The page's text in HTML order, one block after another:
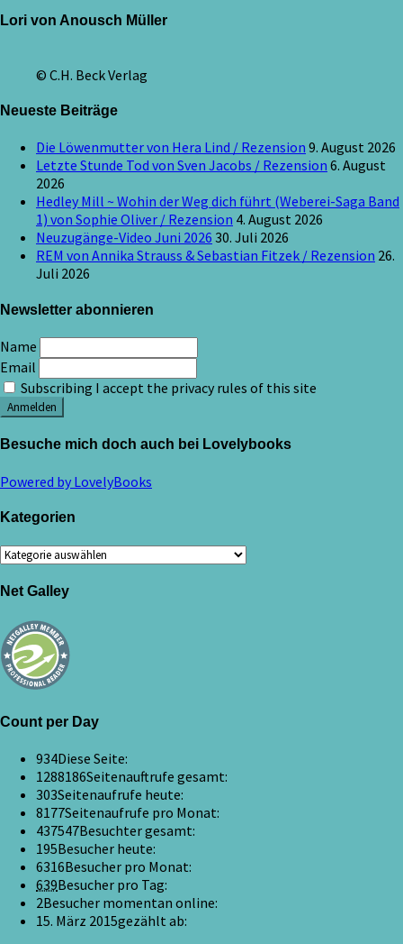
Lori von Anousch Müller
© C.H. Beck Verlag
Neueste Beiträge
Die Löwenmutter von Hera Lind / Rezension 9. August 2026
Letzte Stunde Tod von Sven Jacobs / Rezension 6. August
2026
Hedley Mill ~ Wohin der Weg dich führt (Weberei-Saga Band
1) von Sophie Oliver / Rezension 4. August 2026
Neuzugänge-Video Juni 2026 30. Juli 2026
REM von Annika Strauss & Sebastian Fitzek / Rezension 26.
Juli 2026
Newsletter abonnieren
Name
Email
Subscribing I accept the privacy rules of this site
Besuche mich doch auch bei Lovelybooks
Powered by LovelyBooks
Kategorien
Kategorien
Net Galley
Count per Day
934Diese Seite:
1288186Seitenauftrufe gesamt:
303Seitenaufrufe heute:
8177Seitenaufrufe pro Monat:
437547Besuchter gesamt:
195Besucher heute:
6316Besucher pro Monat:
639Besucher pro Tag:
2Besucher momentan online:
15. März 2015gezählt ab: